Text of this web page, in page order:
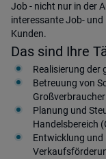
Job - nicht nur in der
interessante Job-
Kunden.
Das sind Ihre
Realisierung der
Betreuung von
Planung und
Handelsbereich
Entwicklung und